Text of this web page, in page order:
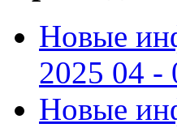
Новые
2025 04 -
Новые